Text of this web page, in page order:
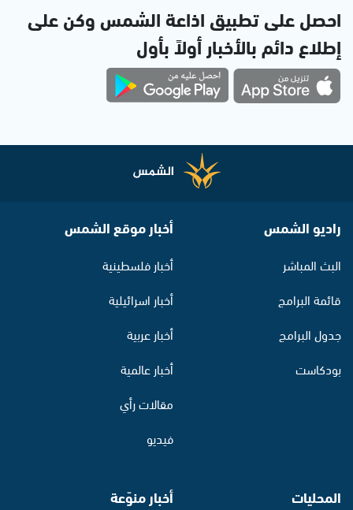
احصل على تطبيق اذاعة الشمس وكن على
إطلاع دائم بالأخبار أولاً بأول
راديو الشمس
البث المباشر
قائمة البرامج
جدول البرامج
بودكاست
أخبار موقع الشمس
أخبار فلسطينية
أخبار اسرائيلية
أخبار عربية
أخبار عالمية
مقالات رأي
فيديو
المحليات أخبار منوّعة